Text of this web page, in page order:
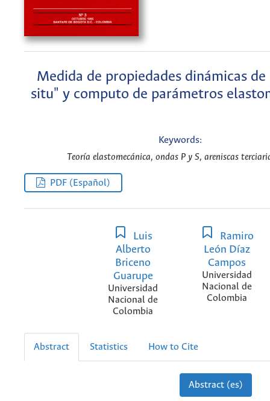
Medida de propiedades dinámicas
situ" y computo de parámetros
Keywords:
Teoría elastomecánica, ondas P y S, areniscas
PDF (Español)
Luis
Alberto
Briceno
Guarupe
Universidad
Nacional de
Colombia
Ramiro
León Díaz
Campos
Universidad
Nacional de
Colombia
Abstract Statistics How to Cite
Abstract (es)